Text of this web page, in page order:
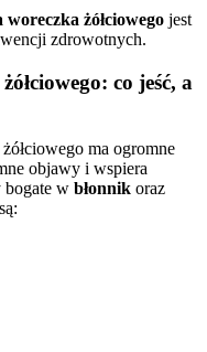
żółciowego jest
zdrowotnych.
co jeść, a
ma ogromne
objawy i wspiera
bogate w błonnik oraz